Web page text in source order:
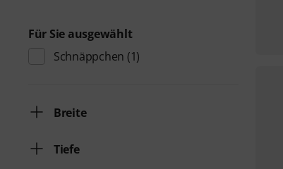
Für Sie ausgewählt
Schnäppchen (1)
Breite
Tiefe